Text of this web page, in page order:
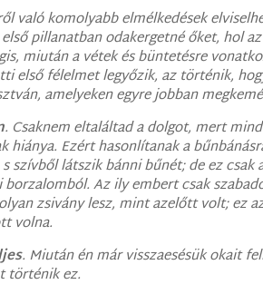
való komolyabb elmélkedések
pillanatban odakergetné őket, hol
miután a vétek és büntetésre
első félelmet legyőzik, az történik,
amelyeken egyre jobban
. Csaknem eltaláltad a dolgot, mert
hiánya. Ezért hasonlítanak a
szívből látszik bánni bűnét; de ez
Az ily embert csak
zsivány lesz, mint azelőtt volt; ez
volna.
. Miután én már visszaesésük okait
történik ez.